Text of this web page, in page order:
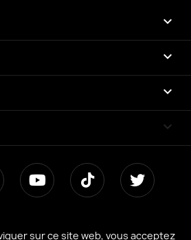
sur ce site web, vous acceptez



keyboard_arrow_down
sur ce site web, vous acceptez